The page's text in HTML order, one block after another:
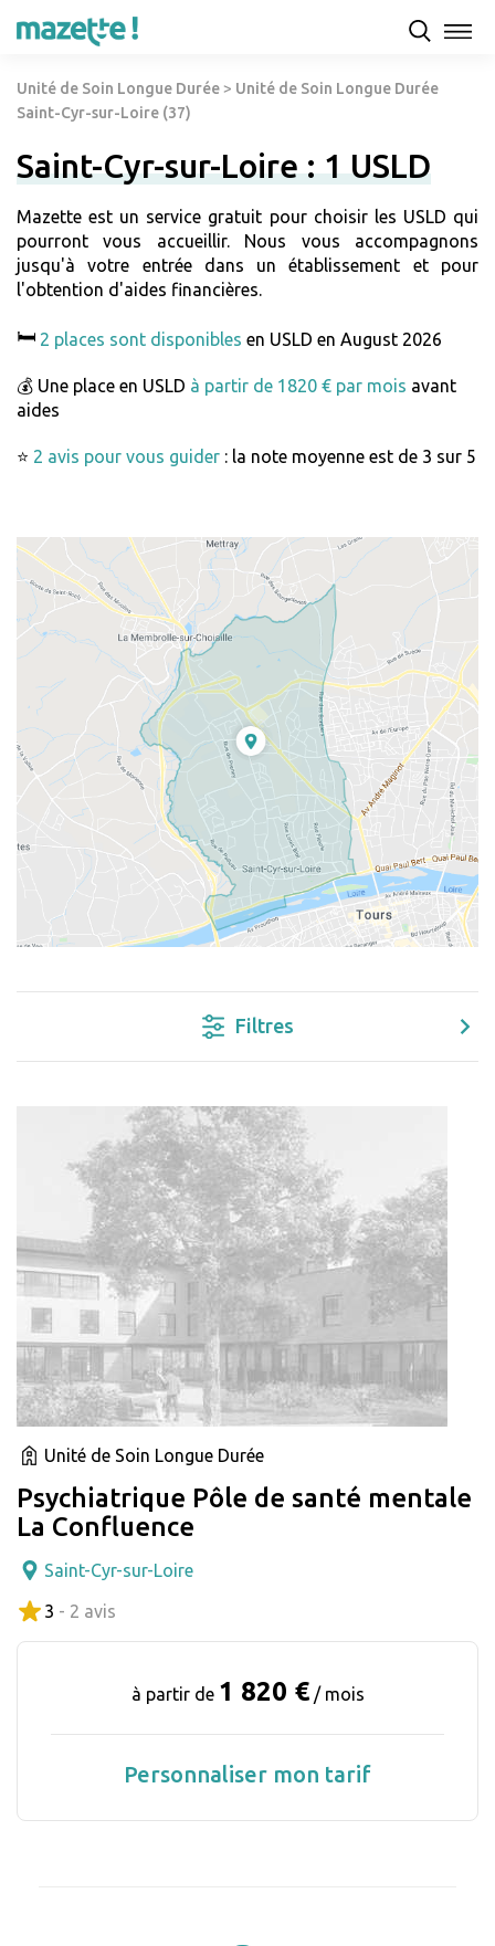
Unité de Soin Longue Durée > Unité de Soin Longue Durée
Saint-Cyr-sur-Loire (37)
Saint-Cyr-sur-Loire : 1 USLD
Mazette est un service gratuit pour choisir les USLD qui
pourront vous accueillir. Nous vous accompagnons
jusqu'à votre entrée dans un établissement et pour
l'obtention d'aides financières.
🛏️ 2 places sont disponibles en USLD en August 2026
💰 Une place en USLD à partir de 1820 € par mois avant
aides
⭐ 2 avis pour vous guider : la note moyenne est de 3 sur 5
Filtres
Unité de Soin Longue Durée
Psychiatrique Pôle de santé mentale
La Confluence
Saint-Cyr-sur-Loire
3 - 2 avis
à partir de 1 820 € / mois
Personnaliser mon tarif